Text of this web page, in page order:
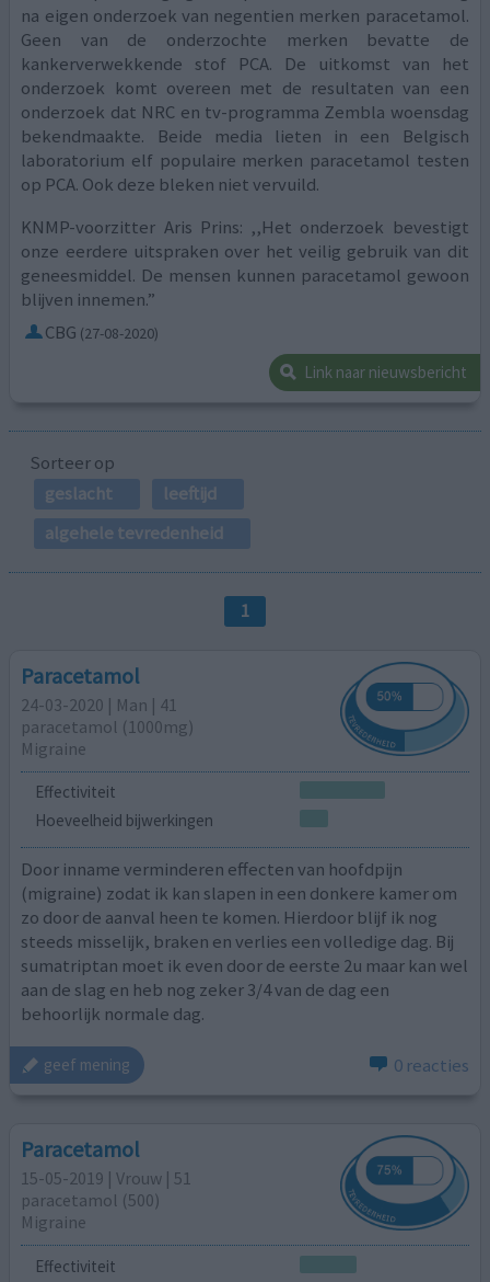
na eigen onderzoek van negentien merken paracetamol.
Geen van de onderzochte merken bevatte de
kankerverwekkende stof PCA. De uitkomst van het
onderzoek komt overeen met de resultaten van een
onderzoek dat NRC en tv-programma Zembla woensdag
bekendmaakte. Beide media lieten in een Belgisch
laboratorium elf populaire merken paracetamol testen
op PCA. Ook deze bleken niet vervuild.
KNMP-voorzitter Aris Prins: ,,Het onderzoek bevestigt
onze eerdere uitspraken over het veilig gebruik van dit
geneesmiddel. De mensen kunnen paracetamol gewoon
blijven innemen.”
CBG (27-08-2020)
Link naar nieuwsbericht
Sorteer op
geslacht
leeftijd
algehele tevredenheid
1
Paracetamol
24-03-2020 | Man | 41
paracetamol (1000mg)
Migraine
Effectiviteit
Hoeveelheid bijwerkingen
Door inname verminderen effecten van hoofdpijn
(migraine) zodat ik kan slapen in een donkere kamer om
zo door de aanval heen te komen. Hierdoor blijf ik nog
steeds misselijk, braken en verlies een volledige dag. Bij
sumatriptan moet ik even door de eerste 2u maar kan wel
aan de slag en heb nog zeker 3/4 van de dag een
behoorlijk normale dag.
geef mening 0 reacties
Paracetamol
15-05-2019 | Vrouw | 51
paracetamol (500)
Migraine
Effectiviteit